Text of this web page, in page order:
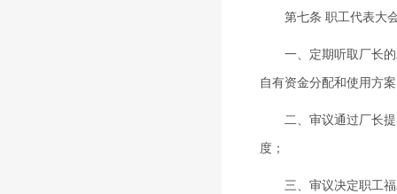
第七条 职工代表大
一、定期听取厂长的
自有资金分配和使用方
二、审议通过厂长提
度；
三、审议决定职工福